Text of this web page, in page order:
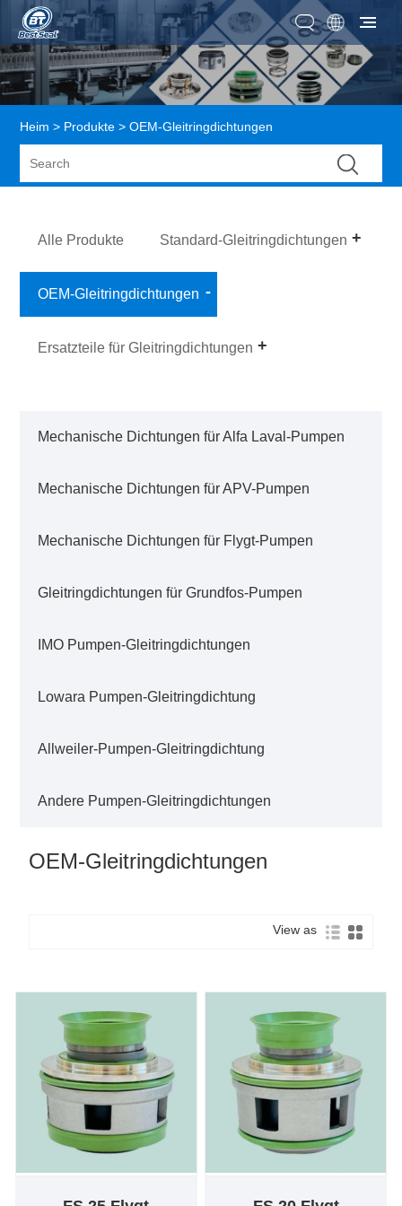
Heim > Produkte > OEM-Gleitringdichtungen
Alle Produkte Standard-Gleitringdichtungen
OEM-Gleitringdichtungen
Ersatzteile für Gleitringdichtungen
Mechanische Dichtungen für Alfa Laval-Pumpen
Mechanische Dichtungen für APV-Pumpen
Mechanische Dichtungen für Flygt-Pumpen
Gleitringdichtungen für Grundfos-Pumpen
IMO Pumpen-Gleitringdichtungen
Lowara Pumpen-Gleitringdichtung
Allweiler-Pumpen-Gleitringdichtung
Andere Pumpen-Gleitringdichtungen
OEM-Gleitringdichtungen
View as